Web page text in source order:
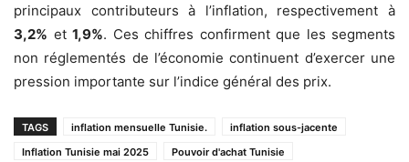
principaux contributeurs à l’inflation, respectivement à
3,2% et 1,9%. Ces chiffres confirment que les segments
non réglementés de l’économie continuent d’exercer une
pression importante sur l’indice général des prix.
TAGS inflation mensuelle Tunisie.
inflation sous-jacente
Inflation Tunisie mai 2025
Pouvoir d'achat Tunisie